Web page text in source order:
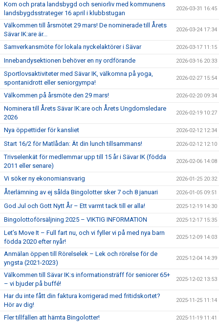
Kom och prata landsbygd och seniorliv med kommunens
landsbygdsstrateger 16 april i klubbstugan
2026-03-31 16:45
Välkommen till årsmötet 29 mars! De nominerade till Årets
Sävar IK:are är...
2026-03-24 17:34
Samverkansmöte för lokala nyckelaktörer i Sävar 2026-03-17 11:15
Innebandysektionen behöver en ny ordförande 2026-03-16 20:33
Sportlovsaktiviteter med Sävar IK, välkomna på yoga,
spontanidrott eller seniorgympa!
2026-02-27 15:54
Välkommen på årsmöte den 29 mars! 2026-02-20 09:34
Nominera till Årets Sävar IK:are och Årets Ungdomsledare
2026
2026-02-19 10:27
Nya öppettider för kansliet 2026-02-12 12:34
Start 16/2 för Matlådan: Ät din lunch tillsammans! 2026-02-12 12:10
Trivselenkät för medlemmar upp till 15 år i Sävar IK (födda
2011 eller senare)
2026-02-06 14:08
Vi söker ny ekonomiansvarig 2026-01-25 20:32
Återlämning av ej sålda Bingolotter sker 7 och 8 januari 2026-01-05 09:51
God Jul och Gott Nytt År – Ett varmt tack till er alla! 2025-12-19 14:30
Bingolottoförsäljning 2025 – VIKTIG INFORMATION 2025-12-17 15:35
Let’s Move It – Full fart nu, och vi fyller vi på med nya barn
födda 2020 efter nyår!
2025-12-09 14:03
Anmälan öppen till Rörelselek – Lek och rörelse för de
yngsta (2021-2023)
2025-12-04 14:39
Välkommen till Sävar IK:s informationsträff för seniorer 65+
– vi bjuder på buffé!
2025-12-02 13:53
Har du inte fått din faktura korrigerad med fritidskortet?
Hör av dig!
2025-11-25 11:14
Fler tillfällen att hämta Bingolotter! 2025-11-19 11:41